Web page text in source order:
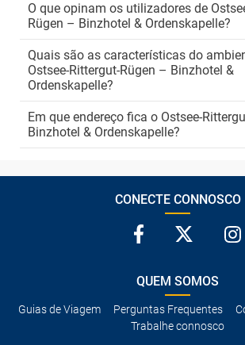
O que opinam os utilizadores de
Rügen – Binzhotel & Ordenskapelle?
Quais são as características do
Ostsee-Rittergut-Rügen – Binzhotel &
Ordenskapelle?
Em que endereço fica o Ostsee-
Binzhotel & Ordenskapelle?
CONECTE CONNOSCO
QUEM SOMOS
Guias de Viagem Perguntas Frequentes
Trabalhe connosco